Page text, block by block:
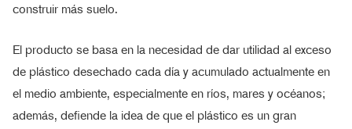
construir más suelo.
El producto se basa en la necesidad de dar utilidad al exceso
de plástico desechado cada día y acumulado actualmente en
el medio ambiente, especialmente en ríos, mares y océanos;
además, defiende la idea de que el plástico es un gran